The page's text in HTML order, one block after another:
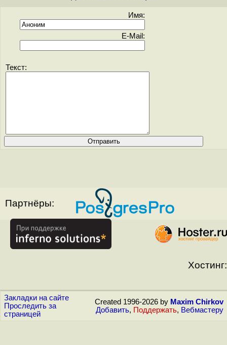
Имя:
E-Mail:
Текст:
Партнёры:
Хостинг:
Закладки на сайте
Проследить за
страницей
Created 1996-2026 by Maxim Chirkov
Добавить, Поддержать, Вебмастеру